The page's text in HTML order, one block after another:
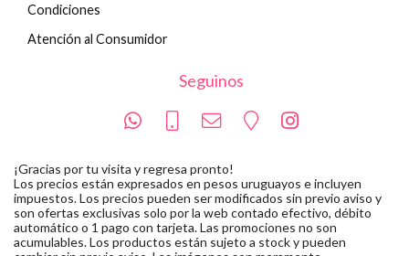
Condiciones
Atención al Consumidor
Seguinos
¡Gracias por tu visita y regresa pronto!
Los precios están expresados en pesos uruguayos e incluyen
impuestos. Los precios pueden ser modificados sin previo aviso y
son ofertas exclusivas solo por la web contado efectivo, débito
automático o 1 pago con tarjeta. Las promociones no son
acumulables. Los productos están sujeto a stock y pueden